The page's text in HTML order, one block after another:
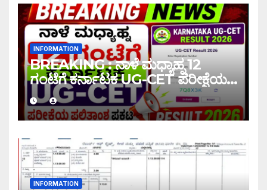
INFORMATION
BREAKING : ನಾಳೆ ಮಧ್ಯಾಹ್ನ 12
ಗಂಟೆಗೆ ಕರ್ನಾಟಕ UG-CET ಪರೀಕ್ಷೆಯ
ಫಲಿತಾಂಶ ಪ್ರಕಟ |UG-CET Result
2026
INFORMATION